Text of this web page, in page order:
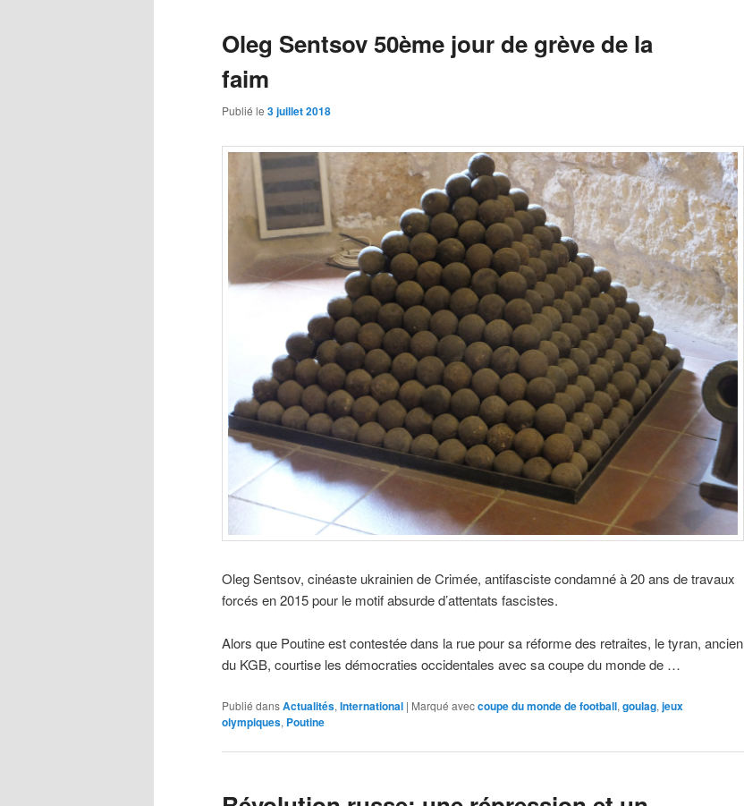
Oleg Sentsov 50ème jour de grève de la
faim
Publié le 3 juillet 2018
Oleg Sentsov, cinéaste ukrainien de Crimée, antifasciste condamné à 20 ans de travaux
forcés en 2015 pour le motif absurde d’attentats fascistes.
Alors que Poutine est contestée dans la rue pour sa réforme des retraites, le tyran, ancien
du KGB, courtise les démocraties occidentales avec sa coupe du monde de …
Publié dansActualités, International | Marqué aveccoupe du monde de football, goulag, jeux
olympiques, Poutine